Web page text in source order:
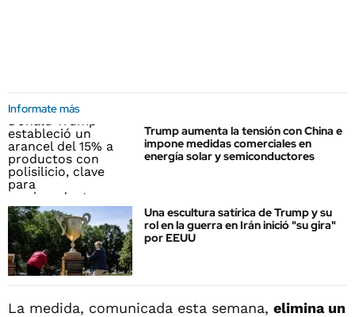
Informate más
Trump aumenta la tensión con China e
impone medidas comerciales en
energía solar y semiconductores
Una escultura satírica de Trump y su
rol en la guerra en Irán inició "su gira"
por EEUU
La medida, comunicada esta semana, elimina un